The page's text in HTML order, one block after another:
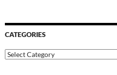
CATEGORIES
Categories